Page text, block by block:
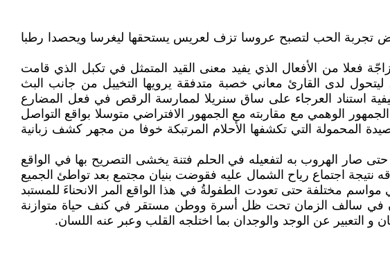
تجربة الحب لتصبح عروسا تزف لعريس يستحقها ليغرسا ويحصدا رطبا
فعلا من الأفعال الذي يفيد معنى القيد المتمثل في تكبل الذي قامت
ليتحول لدى القارئ معاني خصبة متدفقة يرويها التخييل من جانب البث
استناد العرجاء على ساق سنريلا لممارسة الرقص في فعل المضارع
الوهمي مع مقاربته مع الجمهور الافتراضي متوسلا بواقع التواصل
المحمولة التي تكشفها الأحلام المرتبكة خوفا من مجهر كشف زبانية
صار الهروب به لتفعيله في الحلم فتنة يخشى التصريح بها في الواقع
نتيجة اجتماع رياح الشمال عليه فقوضت بنيان مجتمع بعد تواطئ الجميع
مختلفة حتى تعودت الطفولةُ في هذا الواقع المر الانحناءَ للمستبد
في سالف الزمان تحت ظل أسرة ووطن مستقر في كنف حياة متوازنة
التعبير عن الوجد والوجدان بما اختلجه القلب وعبر عنه اللسان.